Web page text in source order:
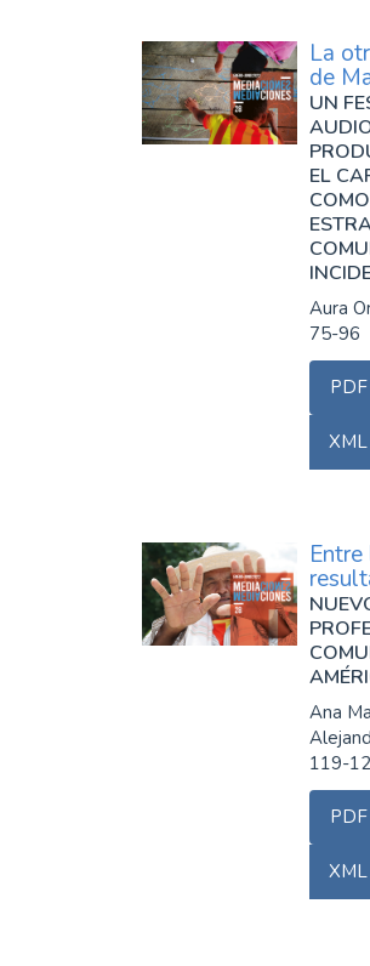
La
de
UN
EL
Aura
75-96
PDF
XML
Ana
119-
PDF
XML